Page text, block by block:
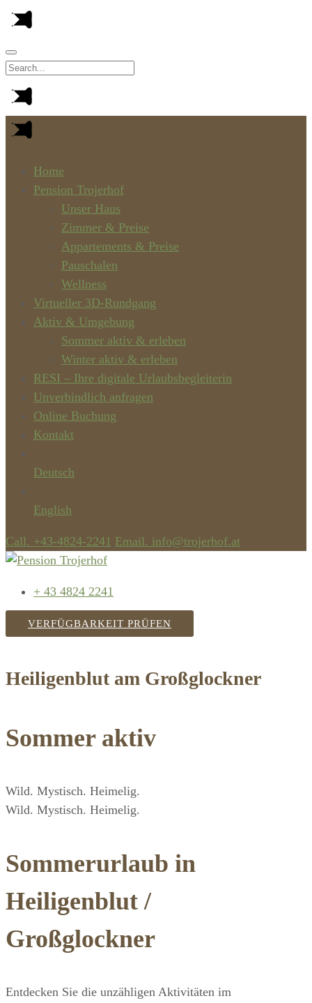
Home
Pension Trojerhof
Unser Haus
Zimmer & Preise
Appartements & Preise
Pauschalen
Wellness
Virtueller 3D-Rundgang
Aktiv & Umgebung
Sommer aktiv & erleben
Winter aktiv & erleben
RESI – Ihre digitale Urlaubsbegleiterin
Unverbindlich anfragen
Online Buchung
Kontakt
Deutsch
English
Call. +43-4824-2241 Email. info@trojerhof.at
+ 43 4824 2241
VERFÜGBARKEIT PRÜFEN
Heiligenblut am Großglockner
Sommer aktiv
Wild. Mystisch. Heimelig.
Wild. Mystisch. Heimelig.
Sommerurlaub in
Heiligenblut /
Großglockner
Entdecken Sie die unzähligen Aktivitäten im